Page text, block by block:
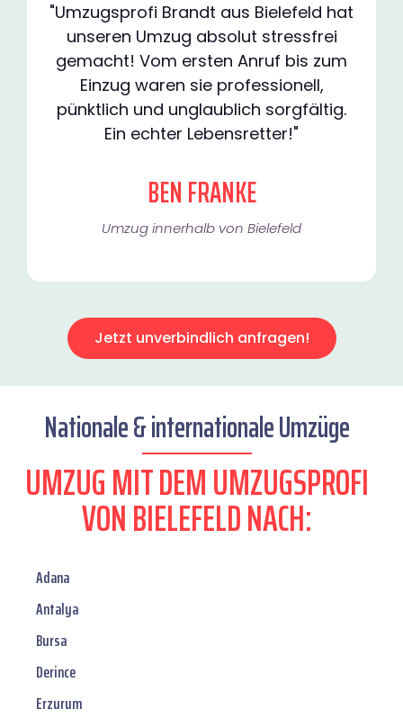
"Umzugsprofi Brandt aus Bielefeld hat
unseren Umzug absolut stressfrei
gemacht! Vom ersten Anruf bis zum
Einzug waren sie professionell,
pünktlich und unglaublich sorgfältig.
Ein echter Lebensretter!"
BEN FRANKE
Umzug innerhalb von Bielefeld​
Jetzt unverbindlich anfragen!
Nationale & internationale Umzüge
UMZUG MIT DEM UMZUGSPROFI
VON BIELEFELD NACH:
Adana
Antalya
Bursa
Derince
Erzurum